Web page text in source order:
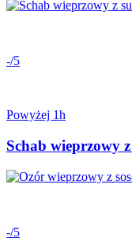
-/5
Powyżej 1h
Schab wieprzowy
-/5